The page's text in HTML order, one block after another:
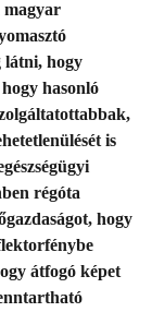
magyar
látni, hogy
hasonló
is
régóta
hogy
átfogó képet